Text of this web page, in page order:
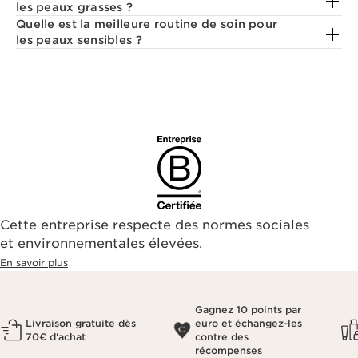
les peaux grasses ?
Quelle est la meilleure routine de soin pour
les peaux sensibles ?
Cette entreprise respecte des normes sociales
et environnementales élevées.
En savoir plus
Livraison gratuite dès
70€ d'achat
Gagnez 10 points par
euro et échangez-les
contre des
récompenses